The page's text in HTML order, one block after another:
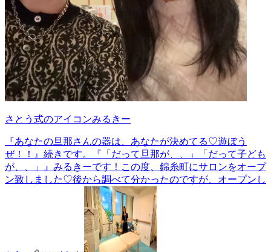
さとう式のアイコンみるきー
『あなたの旦那さんの器は、あなたが決めてる♡遊ぼう
ぜ！！』 続きです。『「だって旦那が、、」「だって子ども
が、、」』みるきーです！この度、錦糸町にサロンをオープ
ン致しました♡後から調べて分かったのですが、オープンし